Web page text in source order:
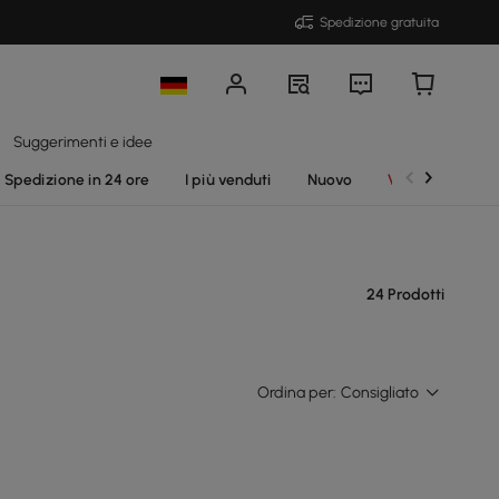
Spedizione gratuita
Suggerimenti e idee
Spedizione in 24 ore I più venduti Nuovo Vendite
24 Prodotti
Ordina per: Consigliato